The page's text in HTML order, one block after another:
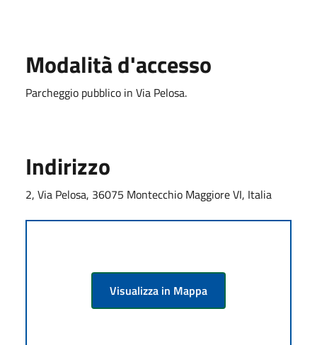
Modalità d'accesso
Parcheggio pubblico in Via Pelosa.
Indirizzo
2, Via Pelosa, 36075 Montecchio Maggiore VI, Italia
Visualizza in Mappa